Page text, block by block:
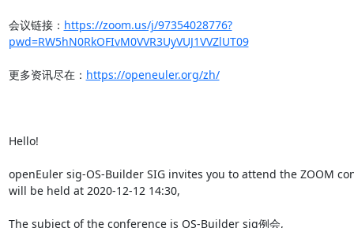
会议链接： https://zoom.us/j/97354028776?
pwd=RW5hN0RkOFIvM0VVR3UyVUJ1VVZlUT09
更多资讯尽在： https://openeuler.org/zh/
Hello!
openEuler sig-OS-Builder SIG invites you to attend the ZOOM
will be held at 2020-12-12 14:30,
The subject of the conference is OS-Builder sig例会,